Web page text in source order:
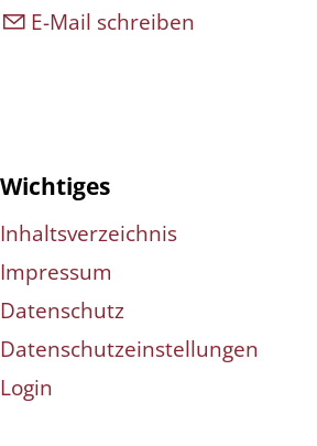
E-Mail schreiben
Wichtiges
Inhaltsverzeichnis
Impressum
Datenschutz
Datenschutzeinstellungen
Login